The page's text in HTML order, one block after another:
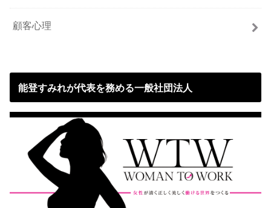
顧客心理
能登すみれが代表を務める一般社団法人